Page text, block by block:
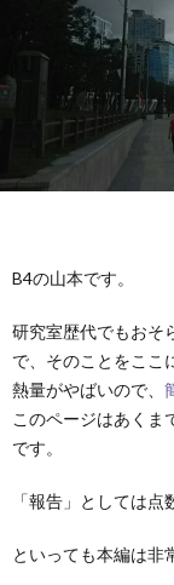
B4の山本です。
研究室歴代でもおそ
で、そのことをここ
熱量がやばいので、
このページはあくま
です。
「報告」としては点
といっても本編は非